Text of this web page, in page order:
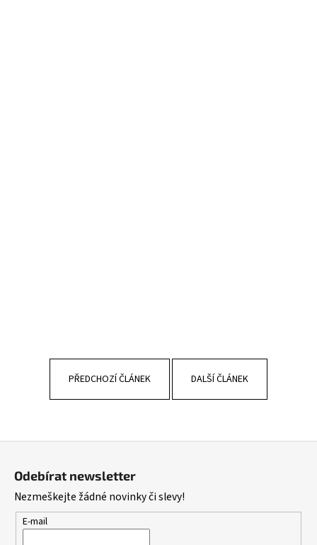
PŘEDCHOZÍ ČLÁNEK DALŠÍ ČLÁNEK
Odebírat newsletter
Nezmeškejte žádné novinky či slevy!
E-mail